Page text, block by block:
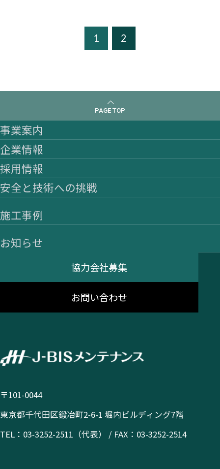
1 2
PAGE TOP
事業案内
企業情報
採用情報
安全と技術への挑戦
施工事例
お知らせ
〒101-0044
東京都千代田区鍛冶町2-6-1 堀内ビルディング7階
TEL：03-3252-2511（代表） / FAX：03-3252-2514
協力会社募集
お問い合わせ